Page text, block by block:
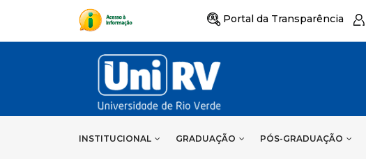
Portal da Transparência
INSTITUCIONAL GRADUAÇÃO PÓS-GRADUAÇÃO